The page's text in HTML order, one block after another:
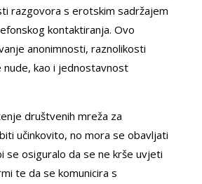
razgovora s erotskim sadržajem
kontaktiranja. Ovo
anonimnosti, raznolikosti
nude, kao i jednostavnost
društvenih mreža za
učinkovito, no mora se obavljati
se osiguralo da se ne krše uvjeti
te da se komunicira s